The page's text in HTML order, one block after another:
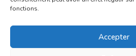
fonctions.
Accepter
Bonnemaire (rue
du 9 au 12